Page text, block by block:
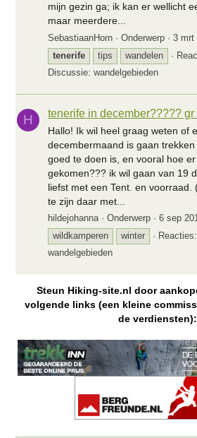
mijn gezin ga; ik kan er wellicht
maar meerdere...
SebastiaanHorn Onderwerp 3 mrt
tenerife
tips wandelen
Discussie: wandelgebieden
H tenerife in december????? gr
Hallo! Ik wil heel graag weten of
decembermaand is gaan
goed te doen is, en vooral hoe
gekomen??? ik wil gaan van 19
liefst met een Tent. en voorraad.
te zijn daar met...
hildejohanna Onderwerp 6 sep
wildkamperen
winter
wandelgebieden
Steun Hiking-site.nl door
volgende links (een kleine
de verdiensten):